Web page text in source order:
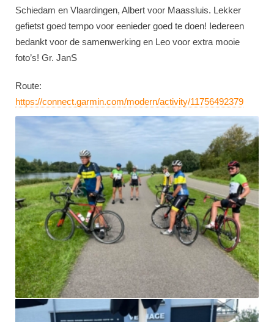
Schiedam en Vlaardingen, Albert voor Maassluis. Lekker
gefietst goed tempo voor eenieder goed te doen! Iedereen
bedankt voor de samenwerking en Leo voor extra mooie
foto’s! Gr. JanS
Route:
https://connect.garmin.com/modern/activity/11756492379